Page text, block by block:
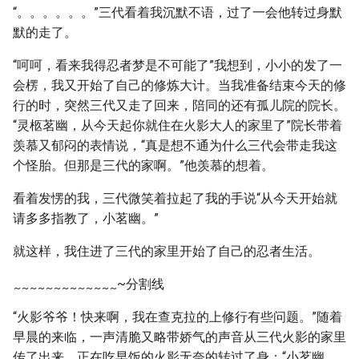
“。。。。。。”三代看着我沉默不语，过了一会他转过身默
默的走了。
“呵呵，看来我得忍者梦是不可能了”我想到，小小的发了一
会楞，我又开始了自己的修炼大计。当我准备结束今天的修
行的时，突然三代又走了回来，陪同的还有孤儿院的院长。
“灵柩茗幽，从今天起你就住在火影大人的家里了”院长带着
羡慕又郁闷的表情说，“真是想不通为什么三代会带走我这
个怪胎。但那是三代的家啊。”他羡慕的想着。
看着发愣的我，三代微笑着拉起了我的手说“从今天开始就
请多多指教了，小茗幽。”
就这样，我住进了三代的家里开始了自己的忍者生活。
~~~~~~~~~~~~~~分割线
“火影爷爷！快来啊，我在查克拉的上修行有些问题。”随着
早晨的来临，一声清脆又略带娇气的声音从三代火影的家里